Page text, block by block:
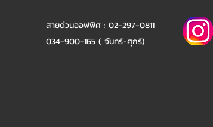
สายด่วนออฟฟิศ : 02-297-0811
034-900-165 ( จันทร์-ศุกร์)